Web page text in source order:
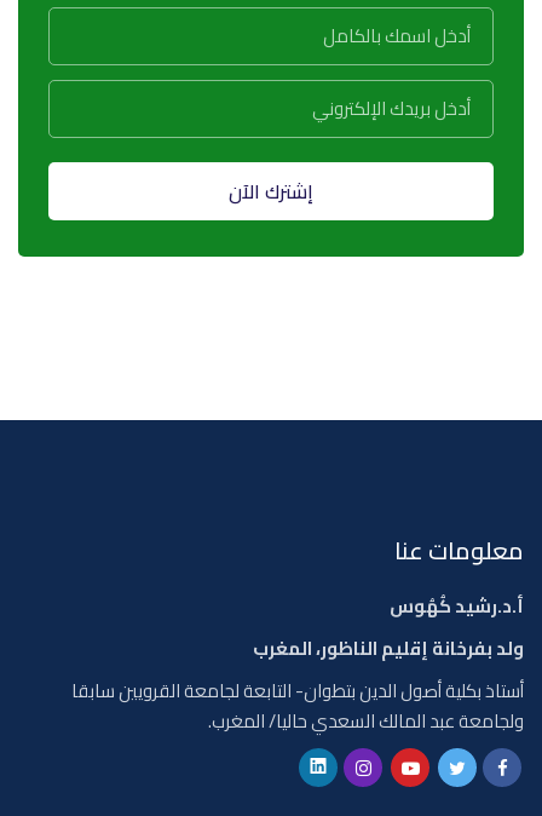
إشترك الآن
معلومات عنا
أ.د.رشيد كُهُوس
ولد بفرخانة إقليم الناظور، المغرب
أستاذ بكلية أصول الدين بتطوان- التابعة لجامعة القرويين سابقا
ولجامعة عبد المالك السعدي حاليا/ المغرب.